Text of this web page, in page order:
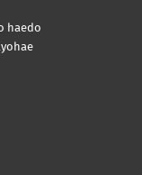
haedo